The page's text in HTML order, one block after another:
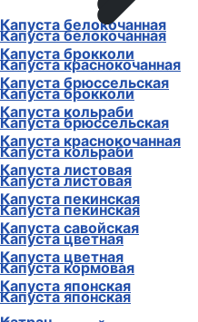
Капуста белокочанная
Капуста брокколи
Капуста брюссельская
Капуста кольраби
Капуста краснокочанная
Капуста листовая
Капуста пекинская
Капуста савойская
Капуста цветная
Капуста японская
Капуста белокочанная
Капуста краснокочанная
Капуста брокколи
Капуста брюссельская
Капуста кольраби
Капуста листовая
Капуста пекинская
Капуста цветная
Капуста кормовая
Капуста японская